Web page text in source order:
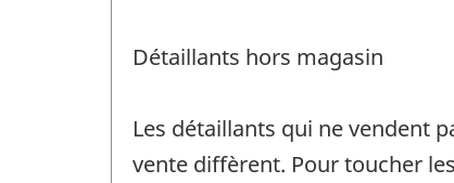
Détaillants hors magasin
Les détaillants qui ne vendent
vente diffèrent. Pour toucher